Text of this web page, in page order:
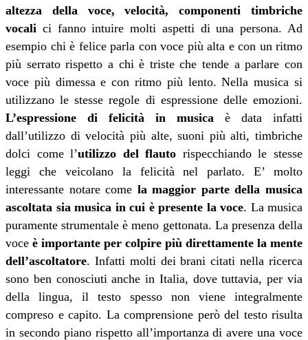
altezza della voce, velocità, componenti timbriche
vocali ci fanno intuire molti aspetti di una persona. Ad
esempio chi è felice parla con voce più alta e con un ritmo
più serrato rispetto a chi è triste che tende a parlare con
voce più dimessa e con ritmo più lento. Nella musica si
utilizzano le stesse regole di espressione delle emozioni.
L’espressione di felicità in musica è data infatti
dall’utilizzo di velocità più alte, suoni più alti, timbriche
dolci come l’utilizzo del flauto rispecchiando le stesse
leggi che veicolano la felicità nel parlato. E’ molto
interessante notare come la maggior parte della musica
ascoltata sia musica in cui è presente la voce. La musica
puramente strumentale è meno gettonata. La presenza della
voce è importante per colpire più direttamente la mente
dell’ascoltatore. Infatti molti dei brani citati nella ricerca
sono ben conosciuti anche in Italia, dove tuttavia, per via
della lingua, il testo spesso non viene integralmente
compreso e capito. La comprensione però del testo risulta
in secondo piano rispetto all’importanza di avere una voce